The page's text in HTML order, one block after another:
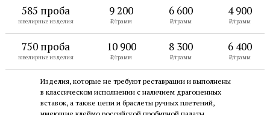
585 проба 9 200 6 600 4 900
₽/грамм ₽/грамм ₽/грамм
ювелирные изделия
750 проба 10 900 8 300 6 400
₽/грамм ₽/грамм ₽/грамм
ювелирные изделия
Изделия, которые не требуют реставрации и выполнены
в классическом исполнении с наличием драгоценных
вставок, а также цепи и браслеты ручных плетений,